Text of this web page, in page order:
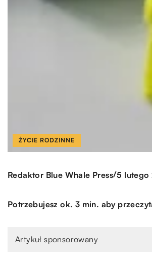
ŻYCIE RODZINNE
Redaktor Blue Whale Press/5 lutego
Potrzebujesz ok. 3 min. aby
Artykuł sponsorowany